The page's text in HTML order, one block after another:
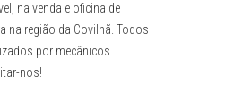
na venda e oficina de
na região da Covilhã. Todos
por mecânicos
nos!